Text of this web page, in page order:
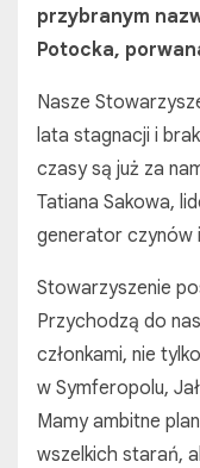
przybranym
Potocka,
Nasze
lata stagnacji i
czasy są już za
Tatiana Sakowa,
generator czynów
Stowarzyszenie
Przychodzą do
członkami, nie
w Symferopolu,
Mamy ambitne
wszelkich starań,